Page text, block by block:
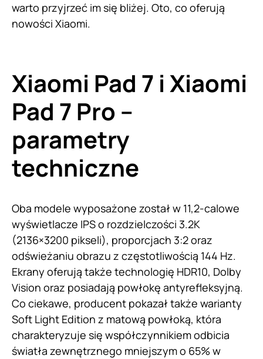
warto przyjrzeć im się bliżej. Oto, co oferują
nowości Xiaomi.
Xiaomi Pad 7 i Xiaomi
Pad 7 Pro –
parametry
techniczne
Oba modele wyposażone został w 11,2-calowe
wyświetlacze IPS o rozdzielczości 3.2K
(2136×3200 pikseli), proporcjach 3:2 oraz
odświeżaniu obrazu z częstotliwością 144 Hz.
Ekrany oferują także technologię HDR10, Dolby
Vision oraz posiadają powłokę antyrefleksyjną.
Co ciekawe, producent pokazał także warianty
Soft Light Edition z matową powłoką, która
charakteryzuje się współczynnikiem odbicia
światła zewnętrznego mniejszym o 65% w